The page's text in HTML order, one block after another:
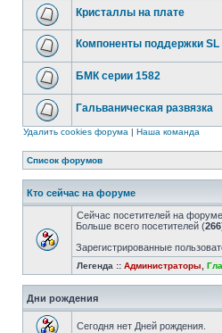
Кристаллы на плате
Компоненты поддержки SL
БМК серии 1582
Гальваническая развязка
Удалить cookies форума | Наша команда
Список форумов
Кто сейчас на форуме
Сейчас посетителей на
Больше всего посетителей (266
Зарегистрированные
Легенда :: Администраторы
Дни рождения
Сегодня нет Дней рождения.